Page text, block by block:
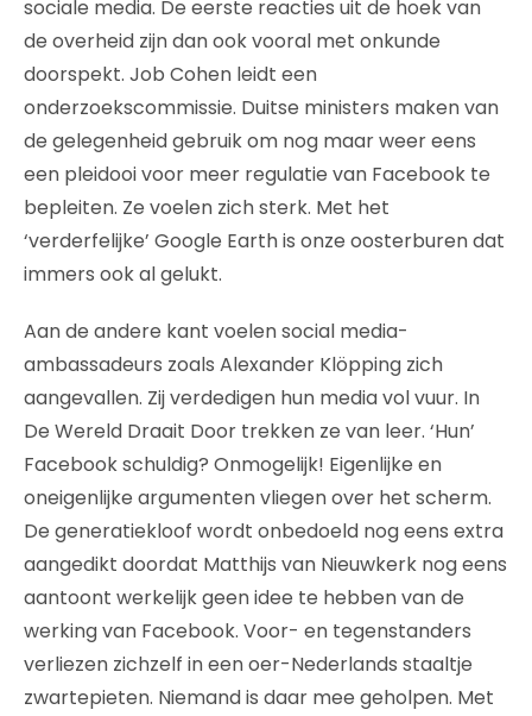
sociale media. De eerste reacties uit de hoek van
de overheid zijn dan ook vooral met onkunde
doorspekt. Job Cohen leidt een
onderzoekscommissie. Duitse ministers maken van
de gelegenheid gebruik om nog maar weer eens
een pleidooi voor meer regulatie van Facebook te
bepleiten. Ze voelen zich sterk. Met het
‘verderfelijke’ Google Earth is onze oosterburen dat
immers ook al gelukt.
Aan de andere kant voelen social media-
ambassadeurs zoals Alexander Klöpping zich
aangevallen. Zij verdedigen hun media vol vuur. In
De Wereld Draait Door trekken ze van leer. ‘Hun’
Facebook schuldig? Onmogelijk! Eigenlijke en
oneigenlijke argumenten vliegen over het scherm.
De generatiekloof wordt onbedoeld nog eens extra
aangedikt doordat Matthijs van Nieuwkerk nog eens
aantoont werkelijk geen idee te hebben van de
werking van Facebook. Voor- en tegenstanders
verliezen zichzelf in een oer-Nederlands staaltje
zwartepieten. Niemand is daar mee geholpen. Met